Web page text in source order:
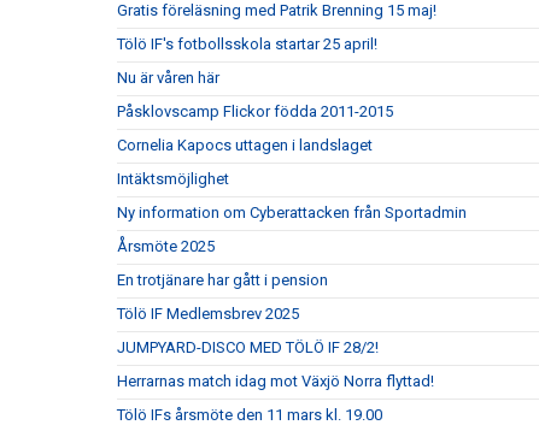
Gratis föreläsning med Patrik Brenning 15 maj!
Tölö IF's fotbollsskola startar 25 april!
Nu är våren här
Påsklovscamp Flickor födda 2011-2015
Cornelia Kapocs uttagen i landslaget
Intäktsmöjlighet
Ny information om Cyberattacken från Sportadmin
Årsmöte 2025
En trotjänare har gått i pension
Tölö IF Medlemsbrev 2025
JUMPYARD-DISCO MED TÖLÖ IF 28/2!
Herrarnas match idag mot Växjö Norra flyttad!
Tölö IFs årsmöte den 11 mars kl. 19.00